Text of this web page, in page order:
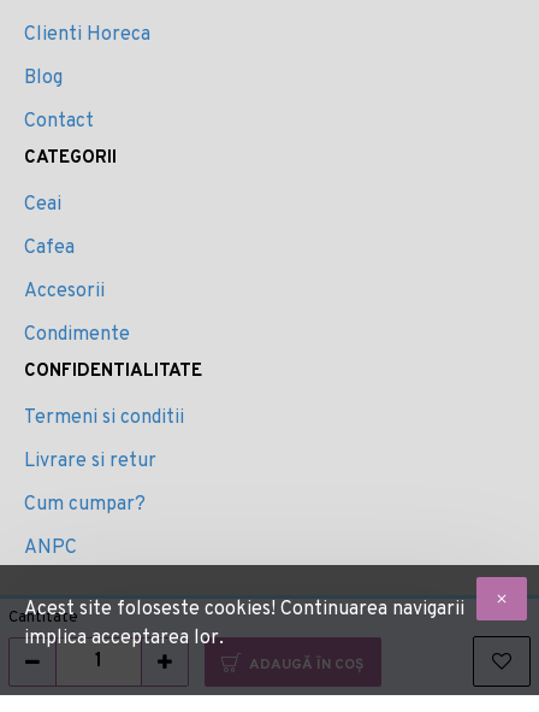
Cantitate
ADAUGĂ ÎN COŞ
Clienti Horeca
Blog
Contact
CATEGORII
Ceai
Cafea
Accesorii
Condimente
CONFIDENTIALITATE
Termeni si conditii
Livrare si retur
Cum cumpar?
ANPC
Acest site foloseste cookies! Continuarea navigarii
implica acceptarea lor.